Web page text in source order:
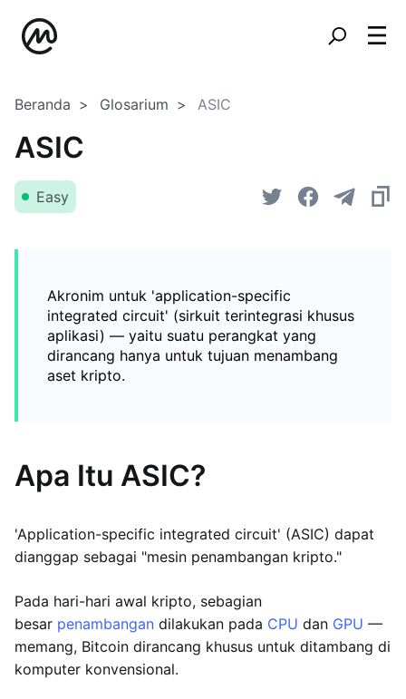
Beranda Glosarium ASIC
ASIC
Easy
Akronim untuk 'application-specific
integrated circuit' (sirkuit terintegrasi khusus
aplikasi) — yaitu suatu perangkat yang
dirancang hanya untuk tujuan menambang
aset kripto.
Apa Itu ASIC?
'Application-specific integrated circuit' (ASIC) dapat
dianggap sebagai "mesin penambangan kripto."
Pada hari-hari awal kripto, sebagian
besar penambangan dilakukan pada CPU dan GPU —
memang, Bitcoin dirancang khusus untuk ditambang di
komputer konvensional.